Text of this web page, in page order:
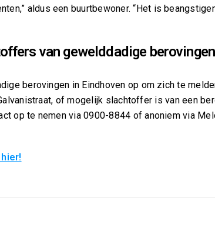
aldus een buurtbewoner. “Het is
van gewelddadige berovingen
berovingen in Eindhoven op om zich te
of mogelijk slachtoffer is van een
op te nemen via 0900-8844 of anoniem via